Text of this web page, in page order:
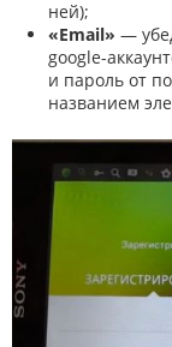
ней);
«Email» —
google-
и пароль от
названием